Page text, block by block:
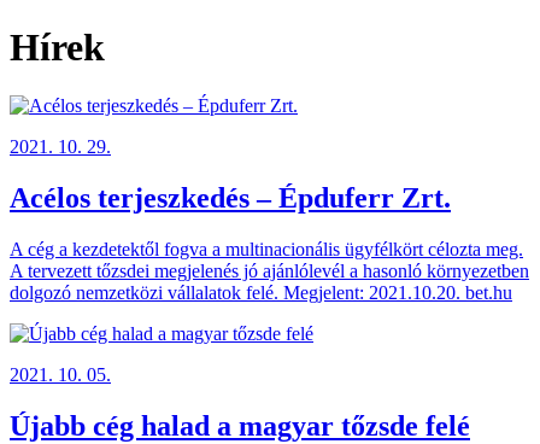
Hírek
2021. 10. 29.
Acélos terjeszkedés – Épduferr Zrt.
A cég a kezdetektől fogva a multinacionális ügyfélkört célozta meg.
A tervezett tőzsdei megjelenés jó ajánlólevél a hasonló környezetben
dolgozó nemzetközi vállalatok felé. Megjelent: 2021.10.20. bet.hu
2021. 10. 05.
Újabb cég halad a magyar tőzsde felé